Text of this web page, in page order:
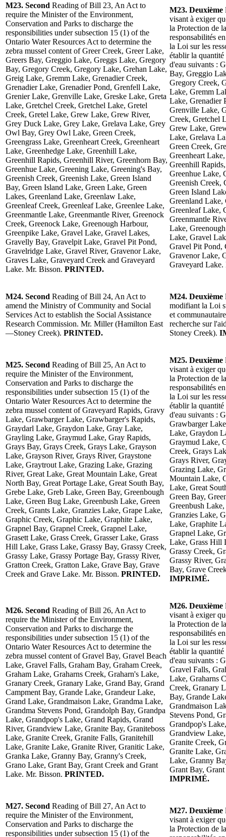
M23. Second Reading of Bill 23, An Act to
require the Minister of the Environment,
Conservation and Parks to discharge the
responsibilities under subsection 15 (1) of the
Ontario Water Resources Act to determine the
zebra mussel content of Greer Creek, Greer Lake,
Greers Bay, Greggio Lake, Greggs Lake, Gregory
Bay, Gregory Creek, Gregory Lake, Grehan Lake,
Greig Lake, Gremm Lake, Grenadier Creek,
Grenadier Lake, Grenadier Pond, Grenfell Lake,
Grenier Lake, Grenville Lake, Greske Lake, Greta
Lake, Gretchel Creek, Gretchel Lake, Gretel
Creek, Gretel Lake, Grew Lake, Grew River,
Grey Duck Lake, Grey Lake, Grelava Lake, Grey
Owl Bay, Grey Owl Lake, Green Creek,
Greengrass Lake, Greenheart Creek, Greenheart
Lake, Greenhedge Lake, Greenhill Lake,
Greenhill Rapids, Greenhill River, Greenhorn Bay,
Greenhue Lake, Greening Lake, Greening's Bay,
Greenish Creek, Greenish Lake, Green Island
Bay, Green Island Lake, Green Lake, Green
Lakes, Greenland Lake, Greenlaw Lake,
Greenleaf Creek, Greenleaf Lake, Greenlee Lake,
Greenmantle Lake, Greenmantle River, Greenock
Creek, Greenock Lake, Greenough Harbour,
Greenpike Lake, Gravel Lake, Gravel Lakes,
Gravelly Bay, Gravelpit Lake, Gravel Pit Pond,
Gravelridge Lake, Gravel River, Gravenor Lake,
Graves Lake, Graveyard Creek and Graveyard
Lake. Mr. Bisson. PRINTED.
M23. Deuxième
visant à exiger
la Protection de
responsabilités
la Loi sur les
établir la quantité
d'eau suivants :
Bay, Greggio
Gregory Creek,
Lake, Gremm
Lake, Grenadier
Grenville Lake,
Creek, Gretchel
Grew Lake,
Lake, Grelava
Green Creek,
Greenheart
Greenhill
Greenhue Lake,
Greenish Creek,
Green Island
Greenland Lake,
Greenleaf Lake,
Greenmantle
Lake,
Lake, Gravel
Gravel Pit Pond,
Gravenor Lake,
Graveyard
M24. Second Reading of Bill 24, An Act to
amend the Ministry of Community and Social
Services Act to establish the Social Assistance
Research Commission. Mr. Miller (Hamilton East
—Stoney Creek). PRINTED.
M24. Deuxième
modifiant la Loi
et
recherche sur
Stoney Creek).
M25. Second Reading of Bill 25, An Act to
require the Minister of the Environment,
Conservation and Parks to discharge the
responsibilities under subsection 15 (1) of the
Ontario Water Resources Act to determine the
zebra mussel content of Graveyard Rapids, Gravy
Lake, Grawbarger Lake, Grawbarger's Rapids,
Graydarl Lake, Graydon Lake, Gray Lake,
Grayling Lake, Graymud Lake, Gray Rapids,
Grays Bay, Grays Creek, Grays Lake, Grayson
Lake, Grayson River, Grays River, Graystone
Lake, Graytrout Lake, Grazing Lake, Grazing
River, Great Lake, Great Mountain Lake, Great
North Bay, Great Portage Lake, Great South Bay,
Grebe Lake, Greb Lake, Green Bay, Greenbough
Lake, Green Bug Lake, Greenbush Lake, Green
Creek, Grants Lake, Granzies Lake, Grape Lake,
Graphic Creek, Graphic Lake, Graphite Lake,
Grapnel Bay, Grapnel Creek, Grapnel Lake,
Grasett Lake, Grass Creek, Grasser Lake, Grass
Hill Lake, Grass Lake, Grassy Bay, Grassy Creek,
Grassy Lake, Grassy Portage Bay, Grassy River,
Gratton Creek, Gratton Lake, Grave Bay, Grave
Creek and Grave Lake. Mr. Bisson. PRINTED.
M25. Deuxième
visant à exiger
la Protection de
responsabilités
la Loi sur les
établir la quantité
d'eau suivants :
Grawbarger
Lake, Graydon
Graymud Lake,
Creek, Grays
Grays River,
Grazing Lake,
Mountain Lake,
Lake, Great
Green Bay,
Greenbush
Granzies Lake,
Lake, Graphite
Grapnel Lake,
Lake, Grass Hill
Grassy Creek,
Grassy River,
Bay, Grave
IMPRIMÉ.
M26. Second Reading of Bill 26, An Act to
require the Minister of the Environment,
Conservation and Parks to discharge the
responsibilities under subsection 15 (1) of the
Ontario Water Resources Act to determine the
zebra mussel content of Gravel Bay, Gravel Beach
Lake, Gravel Falls, Graham Bay, Graham Creek,
Graham Lake, Graharns Creek, Graharn's Lake,
Granary Creek, Granary Lake, Grand Bay, Grand
Campment Bay, Grande Lake, Grandeur Lake,
Grand Lake, Grandmaison Lake, Grandma Lake,
Grandma Stevens Pond, Grandolph Bay, Grandpa
Lake, Grandpop's Lake, Grand Rapids, Grand
River, Grandview Lake, Granite Bay, Graniteboss
Lake, Granite Creek, Granite Falls, Granitehill
Lake, Granite Lake, Granite River, Granitic Lake,
Granka Lake, Granny Bay, Granny's Creek,
Grano Lake, Grant Bay, Grant Creek and Grant
Lake. Mr. Bisson. PRINTED.
M26. Deuxième
visant à exiger
la Protection de
responsabilités
la Loi sur les
établir la quantité
d'eau suivants :
Gravel Falls,
Lake, Graharns
Creek, Granary
Bay, Grande
Grandmaison
Stevens Pond,
Grandpop's
Grandview
Granite Creek,
Granite Lake,
Lake, Granny
Grant Bay,
IMPRIMÉ.
M27. Second Reading of Bill 27, An Act to
require the Minister of the Environment,
Conservation and Parks to discharge the
responsibilities under subsection 15 (1) of the
M27. Deuxième
visant à exiger
la Protection de